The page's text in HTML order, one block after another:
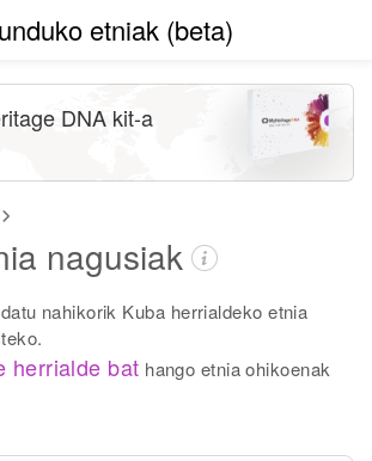
etniak (beta)
nagusiak
nahikorik Kuba herrialdeko etnia
herrialde bat hango etnia ohikoenak
DNA kit-a